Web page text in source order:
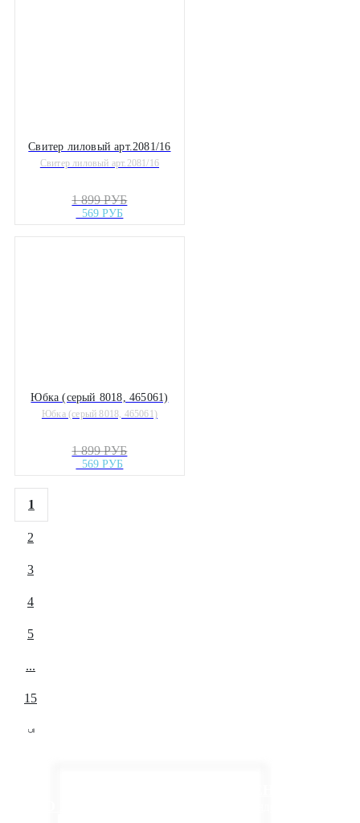
Свитер лиловый арт.2081/16
Свитер лиловый арт.2081/16
1 899 РУБ
569 РУБ
Юбка (серый 8018, 465061)
Юбка (серый 8018, 465061)
1 899 РУБ
569 РУБ
1
2
3
4
5
...
15